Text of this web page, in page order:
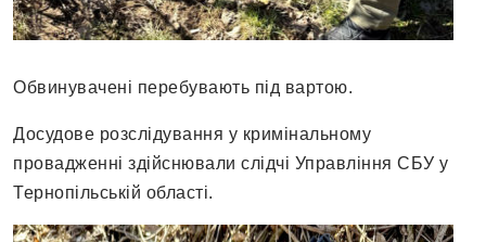
Обвинувачені перебувають під вартою.
Досудове розслідування у кримінальному
провадженні здійснювали слідчі Управління СБУ у
Тернопільській області.